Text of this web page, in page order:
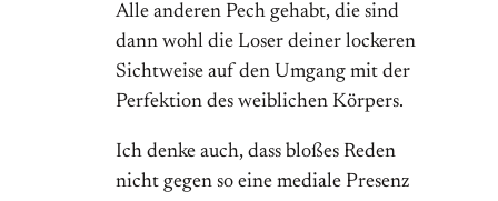
Alle anderen Pech gehabt, die sind
dann wohl die Loser deiner lockeren
Sichtweise auf den Umgang mit der
Perfektion des weiblichen Körpers.
Ich denke auch, dass bloßes Reden
nicht gegen so eine mediale Presenz